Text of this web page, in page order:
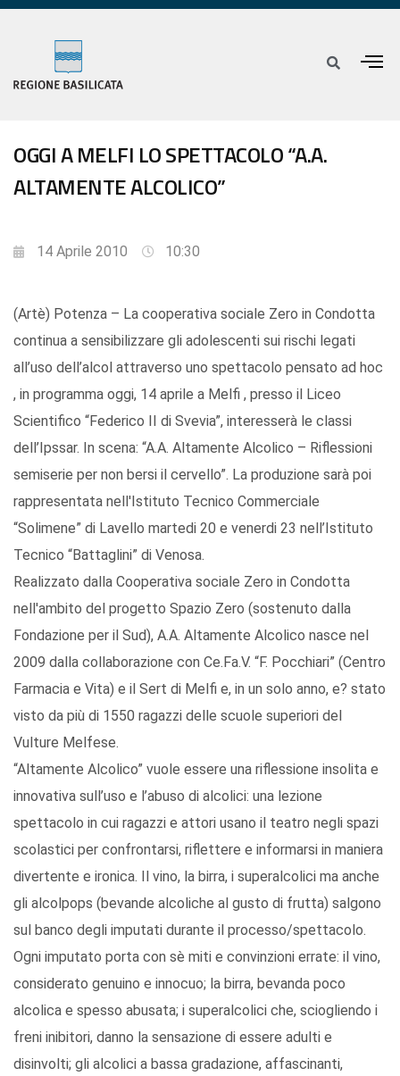
OGGI A MELFI LO SPETTACOLO “A.A.
ALTAMENTE ALCOLICO”
14 Aprile 2010 10:30
(Artè) Potenza – La cooperativa sociale Zero in Condotta
continua a sensibilizzare gli adolescenti sui rischi legati
all’uso dell’alcol attraverso uno spettacolo pensato ad hoc
, in programma oggi, 14 aprile a Melfi , presso il Liceo
Scientifico “Federico II di Svevia”, interesserà le classi
dell’Ipssar. In scena: “A.A. Altamente Alcolico – Riflessioni
semiserie per non bersi il cervello”. La produzione sarà poi
rappresentata nell'Istituto Tecnico Commerciale
“Solimene” di Lavello martedi 20 e venerdi 23 nell’Istituto
Tecnico “Battaglini” di Venosa.
Realizzato dalla Cooperativa sociale Zero in Condotta
nell'ambito del progetto Spazio Zero (sostenuto dalla
Fondazione per il Sud), A.A. Altamente Alcolico nasce nel
2009 dalla collaborazione con Ce.Fa.V. “F. Pocchiari” (Centro
Farmacia e Vita) e il Sert di Melfi e, in un solo anno, e? stato
visto da più di 1550 ragazzi delle scuole superiori del
Vulture Melfese.
“Altamente Alcolico” vuole essere una riflessione insolita e
innovativa sull’uso e l’abuso di alcolici: una lezione
spettacolo in cui ragazzi e attori usano il teatro negli spazi
scolastici per confrontarsi, riflettere e informarsi in maniera
divertente e ironica. Il vino, la birra, i superalcolici ma anche
gli alcolpops (bevande alcoliche al gusto di frutta) salgono
sul banco degli imputati durante il processo/spettacolo.
Ogni imputato porta con sè miti e convinzioni errate: il vino,
considerato genuino e innocuo; la birra, bevanda poco
alcolica e spesso abusata; i superalcolici che, sciogliendo i
freni inibitori, danno la sensazione di essere adulti e
disinvolti; gli alcolici a bassa gradazione, affascinanti,